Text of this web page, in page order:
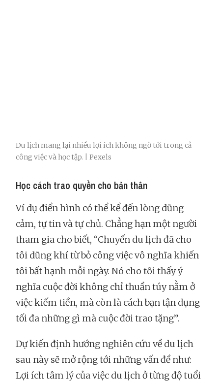
Du lịch mang lại nhiều lợi ích không ngờ tới trong cả
công việc và học tập. | Pexels
Học cách trao quyền cho bản thân
Ví dụ điển hình có thể kể đến lòng dũng
cảm, tự tin và tự chủ. Chẳng hạn một người
tham gia cho biết, “Chuyến du lịch đã cho
tôi dũng khí từ bỏ công việc vô nghĩa khiến
tôi bất hạnh mỗi ngày. Nó cho tôi thấy ý
nghĩa cuộc đời không chỉ thuần túy nằm ở
việc kiếm tiền, mà còn là cách bạn tận dụng
tối đa những gì mà cuộc đời trao tặng”.
Dự kiến định hướng nghiên cứu về du lịch
sau này sẽ mở rộng tới những vấn đề như:
Lợi ích tâm lý của việc du lịch ở từng độ tuổi